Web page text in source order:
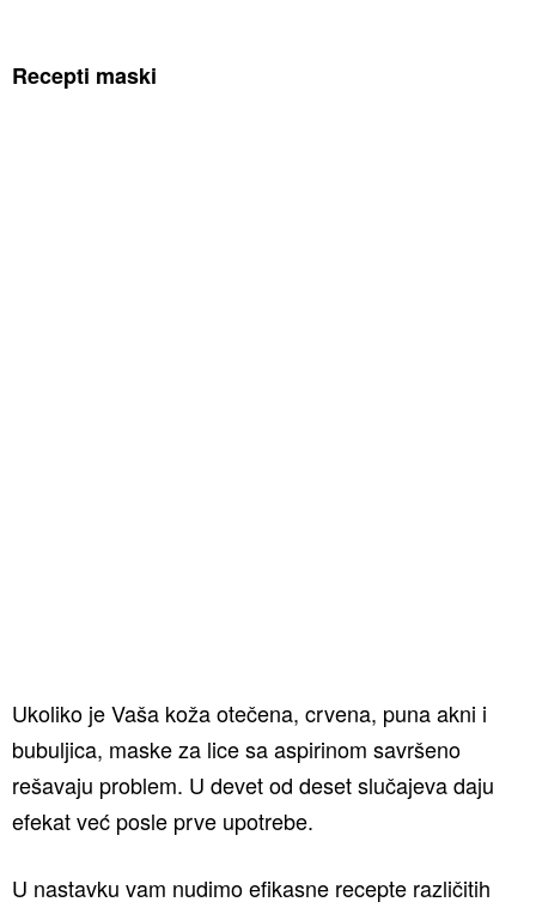
Recepti maski
Ukoliko je Vaša koža otečena, crvena, puna akni i
bubuljica, maske za lice sa aspirinom savršeno
rešavaju problem. U devet od deset slučajeva daju
efekat već posle prve upotrebe.
U nastavku vam nudimo efikasne recepte različitih